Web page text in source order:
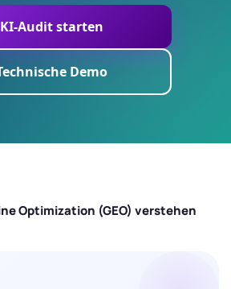
KI-Audit starten
Demo
Optimization (GEO) verstehen